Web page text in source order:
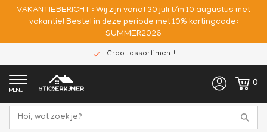
VAKANTIEBERICHT : Wij zijn vanaf 30 juli t/m 10 augustus met
vakantie! Bestel in deze periode met 10% kortingcode:
SUMMER2026
Groot assortiment!
MENU
0